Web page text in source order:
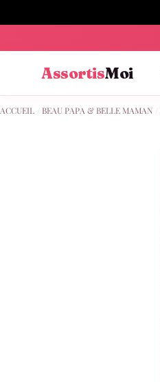
AssortisMoi
ACCUEIL BEAU PAPA & BELLE MAMAN